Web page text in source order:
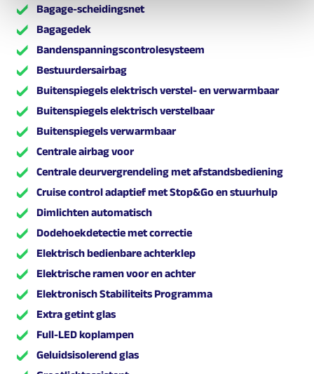
Bagage-scheidingsnet
Bagagedek
Bandenspanningscontrolesysteem
Bestuurdersairbag
Buitenspiegels elektrisch verstel- en verwarmbaar
Buitenspiegels elektrisch verstelbaar
Buitenspiegels verwarmbaar
Centrale airbag voor
Centrale deurvergrendeling met afstandsbediening
Cruise control adaptief met Stop&Go en stuurhulp
Dimlichten automatisch
Dodehoekdetectie met correctie
Elektrisch bedienbare achterklep
Elektrische ramen voor en achter
Elektronisch Stabiliteits Programma
Extra getint glas
Full-LED koplampen
Geluidsisolerend glas